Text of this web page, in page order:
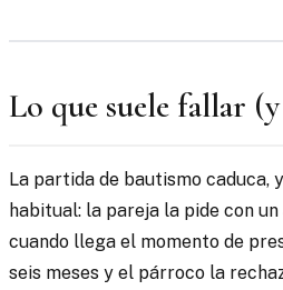
Lo que suele fallar
La partida de bautismo caduca,
habitual: la pareja la pide con
cuando llega el momento de
seis meses y el párroco la